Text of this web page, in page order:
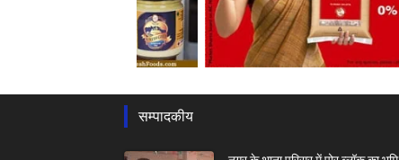
सम्पादकीय